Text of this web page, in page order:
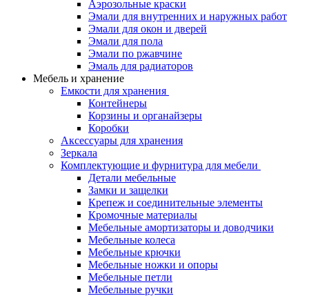
Аэрозольные краски
Эмали для внутренних и наружных работ
Эмали для окон и дверей
Эмали для пола
Эмали по ржавчине
Эмаль для радиаторов
Мебель и хранение
Емкости для хранения
Контейнеры
Корзины и органайзеры
Коробки
Аксессуары для хранения
Зеркала
Комплектующие и фурнитура для мебели
Детали мебельные
Замки и защелки
Крепеж и соединительные элементы
Кромочные материалы
Мебельные амортизаторы и доводчики
Мебельные колеса
Мебельные крючки
Мебельные ножки и опоры
Мебельные петли
Мебельные ручки